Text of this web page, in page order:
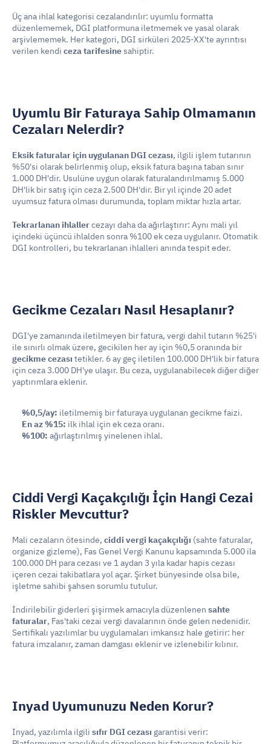
Üç ana ihlal kategorisi cezalandırılır: uyumlu formatta
düzenlememek, DGI platformuna iletmemek ve yasal olarak
arşivlememek. Her kategori, DGI sirküleri 2025-XX'te ayrıntısı
verilen kendi ceza tarifesine sahiptir.
Uyumlu Bir Faturaya Sahip Olmamanın
Cezaları Nelerdir?
Eksik faturalar için uygulanan DGI cezası, ilgili işlem tutarının
%50'si olarak belirlenmiş olup, eksik fatura başına taban sınır
1.000 DH'dir. Usulüne uygun olarak faturalandırılmamış 5.000
DH'lik bir satış için ceza 2.500 DH'dir. Bir yıl içinde 20 adet
uyumsuz fatura olması durumunda, toplam miktar hızla artar.
Tekrarlanan ihlaller cezayı daha da ağırlaştırır: Aynı mali yıl
içindeki üçüncü ihlalden sonra %100 ek ceza uygulanır. Otomatik
DGI kontrolleri, bu tekrarlanan ihlalleri anında tespit eder.
Gecikme Cezaları Nasıl Hesaplanır?
DGI'ye zamanında iletilmeyen bir fatura, vergi dahil tutarın %25'i
gecikme cezası tetikler. 6 ay geç iletilen 100.000 DH'lik bir fatura
için ceza 3.000 DH'ye ulaşır. Bu ceza, uygulanabilecek diğer diğer
yaptırımlara eklenir.
%0,5/ay: iletilmemiş bir faturaya uygulanan gecikme faizi.
En az %15: ilk ihlal için ek ceza oranı.
%100: ağırlaştırılmış yinelenen ihlal.
Ciddi Vergi Kaçakçılığı İçin Hangi Cezai
Riskler Mevcuttur?
Mali cezaların ötesinde, ciddi vergi kaçakçılığı (sahte faturalar,
organize gizleme), Fas Genel Vergi Kanunu kapsamında 5.000 ila
100.000 DH para cezası ve 1 aydan 3 yıla kadar hapis cezası
içeren cezai takibatlara yol açar. Şirket bünyesinde olsa bile,
işletme sahibi şahsen sorumlu tutulur.
İndirilebilir giderleri şişirmek amacıyla düzenlenen sahte
faturalar, Fas'taki cezai vergi davalarının önde gelen nedenidir.
Sertifikalı yazılımlar bu uygulamaları imkansız hale getirir: her
fatura imzalanır, zaman damgası eklenir ve izlenebilir kılınır.
Inyad Uyumunuzu Neden Korur?
Inyad, yazılımla ilgili sıfır DGI cezası garantisi verir: